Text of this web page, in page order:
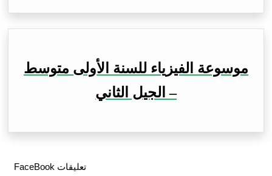
موسوعة الفيزياء للسنة الأولى متوسط
– الجيل الثاني
تعليقات FaceBook